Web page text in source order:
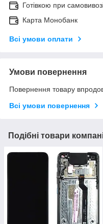
Готівкою при
Карта Монобанк
Всі умови оплати
Умови повернення
Повернення товару
Всі умови повернення
Подібні товари